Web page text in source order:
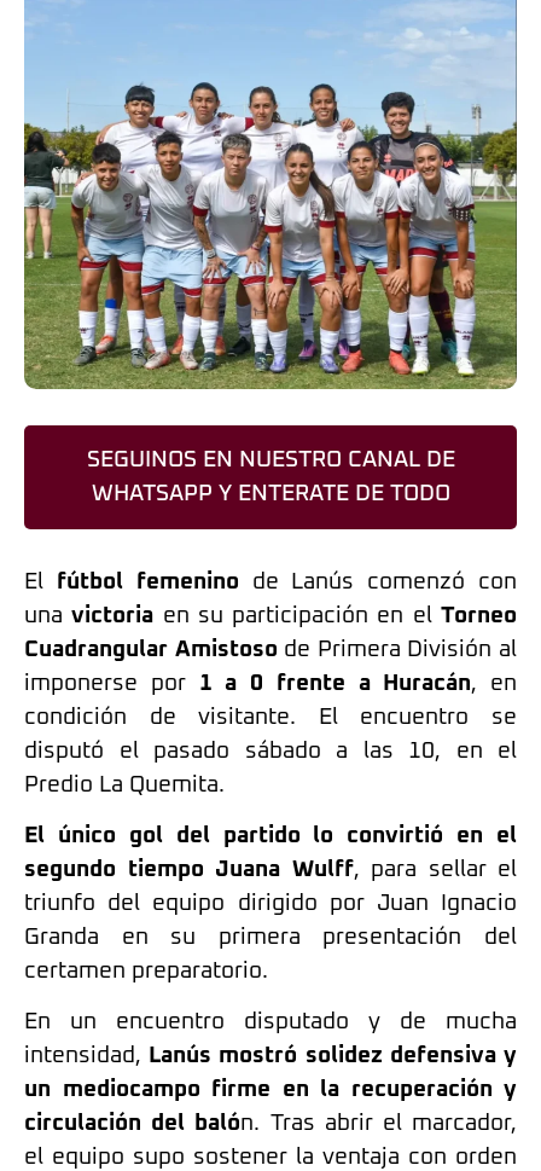
SEGUINOS EN NUESTRO CANAL DE
WHATSAPP Y ENTERATE DE TODO
El fútbol femenino de Lanús comenzó con
unavictoria en su participación en elTorneo
Cuadrangular Amistoso de Primera División al
imponerse por 1 a 0 frente a Huracán, en
condición de visitante. El encuentro se
disputó el pasado sábado a las 10, en el
Predio La Quemita.
El único gol del partido lo convirtió en el
segundo tiempo Juana Wulff, para sellar el
triunfo del equipo dirigido por Juan Ignacio
Granda en su primera presentación del
certamen preparatorio.
En un encuentro disputado y de mucha
intensidad, Lanús mostró solidez defensiva y
un mediocampo firme en la recuperación y
circulación del balón. Tras abrir el marcador,
el equipo supo sostener la ventaja con orden